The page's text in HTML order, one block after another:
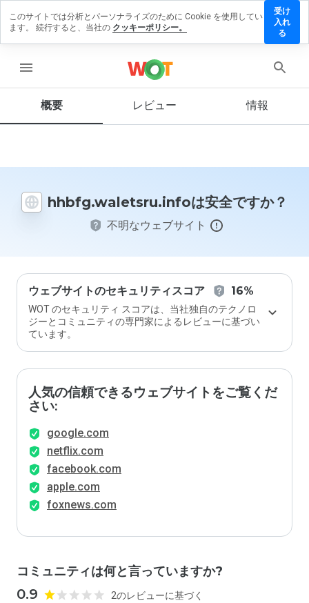
menu
概要 レビュー 情報
hhbfg.waletsru.infoは安全ですか？
不明なウェブサイト
ウェブサイトのセキュリティスコア 16%
WOT のセキュリティ スコアは、当社独自のテクノロ
ジーとコミュニティの専門家によるレビューに基づい
ています。
人気の信頼できるウェブサイトをご覧くだ
さい:
google.com
netflix.com
facebook.com
apple.com
foxnews.com
コミュニティは何と言っていますか?
0.9 2のレビューに基づく
ーを残す
ウェ
を1
5の
で、
ます
か？
このサイトでは分析とパーソナライズのために Cookie を使用してい
ます。 続行すると、当社の クッキーポリシー。
受け
入れ
る